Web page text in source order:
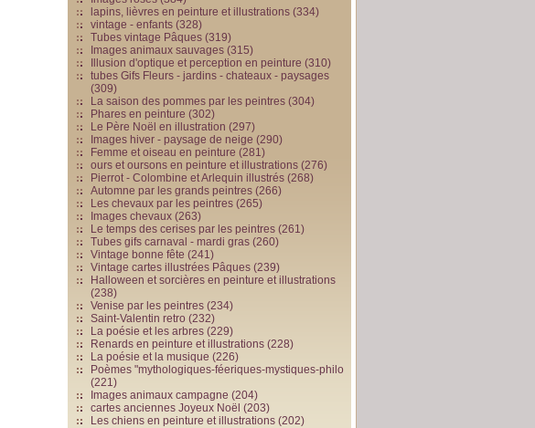
lapins, lièvres en peinture et illustrations (334)
vintage - enfants (328)
Tubes vintage Pâques (319)
Images animaux sauvages (315)
Illusion d'optique et perception en peinture (310)
tubes Gifs Fleurs - jardins - chateaux - paysages
(309)
La saison des pommes par les peintres (304)
Phares en peinture (302)
Le Père Noël en illustration (297)
Images hiver - paysage de neige (290)
Femme et oiseau en peinture (281)
ours et oursons en peinture et illustrations (276)
Pierrot - Colombine et Arlequin illustrés (268)
Automne par les grands peintres (266)
Les chevaux par les peintres (265)
Images chevaux (263)
Le temps des cerises par les peintres (261)
Tubes gifs carnaval - mardi gras (260)
Vintage bonne fête (241)
Vintage cartes illustrées Pâques (239)
Halloween et sorcières en peinture et illustrations
(238)
Venise par les peintres (234)
Saint-Valentin retro (232)
La poésie et les arbres (229)
Renards en peinture et illustrations (228)
La poésie et la musique (226)
Poèmes "mythologiques-féeriques-mystiques-philo
(221)
Images animaux campagne (204)
cartes anciennes Joyeux Noël (203)
Les chiens en peinture et illustrations (202)